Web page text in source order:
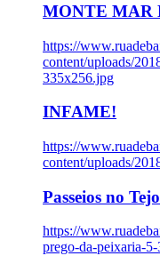
MONTE MAR
https://
content/uploads/
335x256.jpg
INFAME!
https://
content/uploads/
Passeios no Tejo
https://
prego-da-peixaria-